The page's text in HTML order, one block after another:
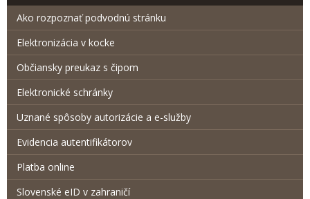
Ako rozpoznať podvodnú stránku
Elektronizácia v kocke
Občiansky preukaz s čipom
Elektronické schránky
Uznané spôsoby autorizácie a e-služby
Evidencia autentifikátorov
Platba online
Slovenské eID v zahraničí